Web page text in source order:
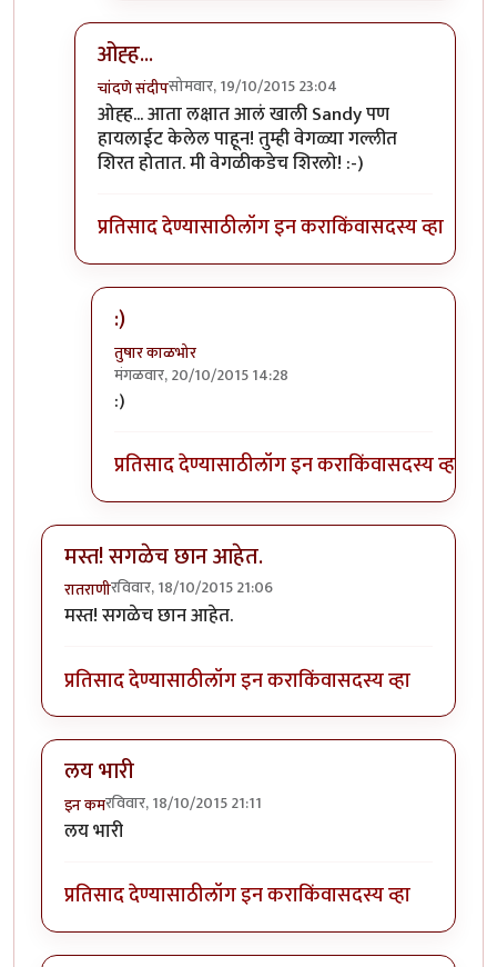
ओह्ह...
चांदणे संदीपसोमवार, 19/10/2015 23:04
In reply toयाच्यासाठी लक्षात राहिला का?
ओह्ह... आता लक्षात आलं खाली Sandy पण
हायलाईट केलेल पाहून! तुम्ही वेगळ्या गल्लीत
शिरत होतात. मी वेगळीकडेच शिरलो! :-)
प्रतिसाद देण्यासाठीलॉग इन कराकिंवासदस्य व्हा
:)
तुषार काळभोर
मंगळवार, 20/10/2015 14:28
In reply to
:)
प्रतिसाद देण्यासाठीलॉग इन कराकिंवासदस्य व्हा
मस्त! सगळेच छान आहेत.
रातराणीरविवार, 18/10/2015 21:06
मस्त! सगळेच छान आहेत.
प्रतिसाद देण्यासाठीलॉग इन कराकिंवासदस्य व्हा
लय भारी
इन कमरविवार, 18/10/2015 21:11
लय भारी
प्रतिसाद देण्यासाठीलॉग इन कराकिंवासदस्य व्हा